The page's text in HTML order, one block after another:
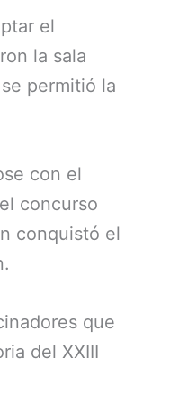
el
la sala
permitió la
con el
concurso
conquistó el
que
del XXIII